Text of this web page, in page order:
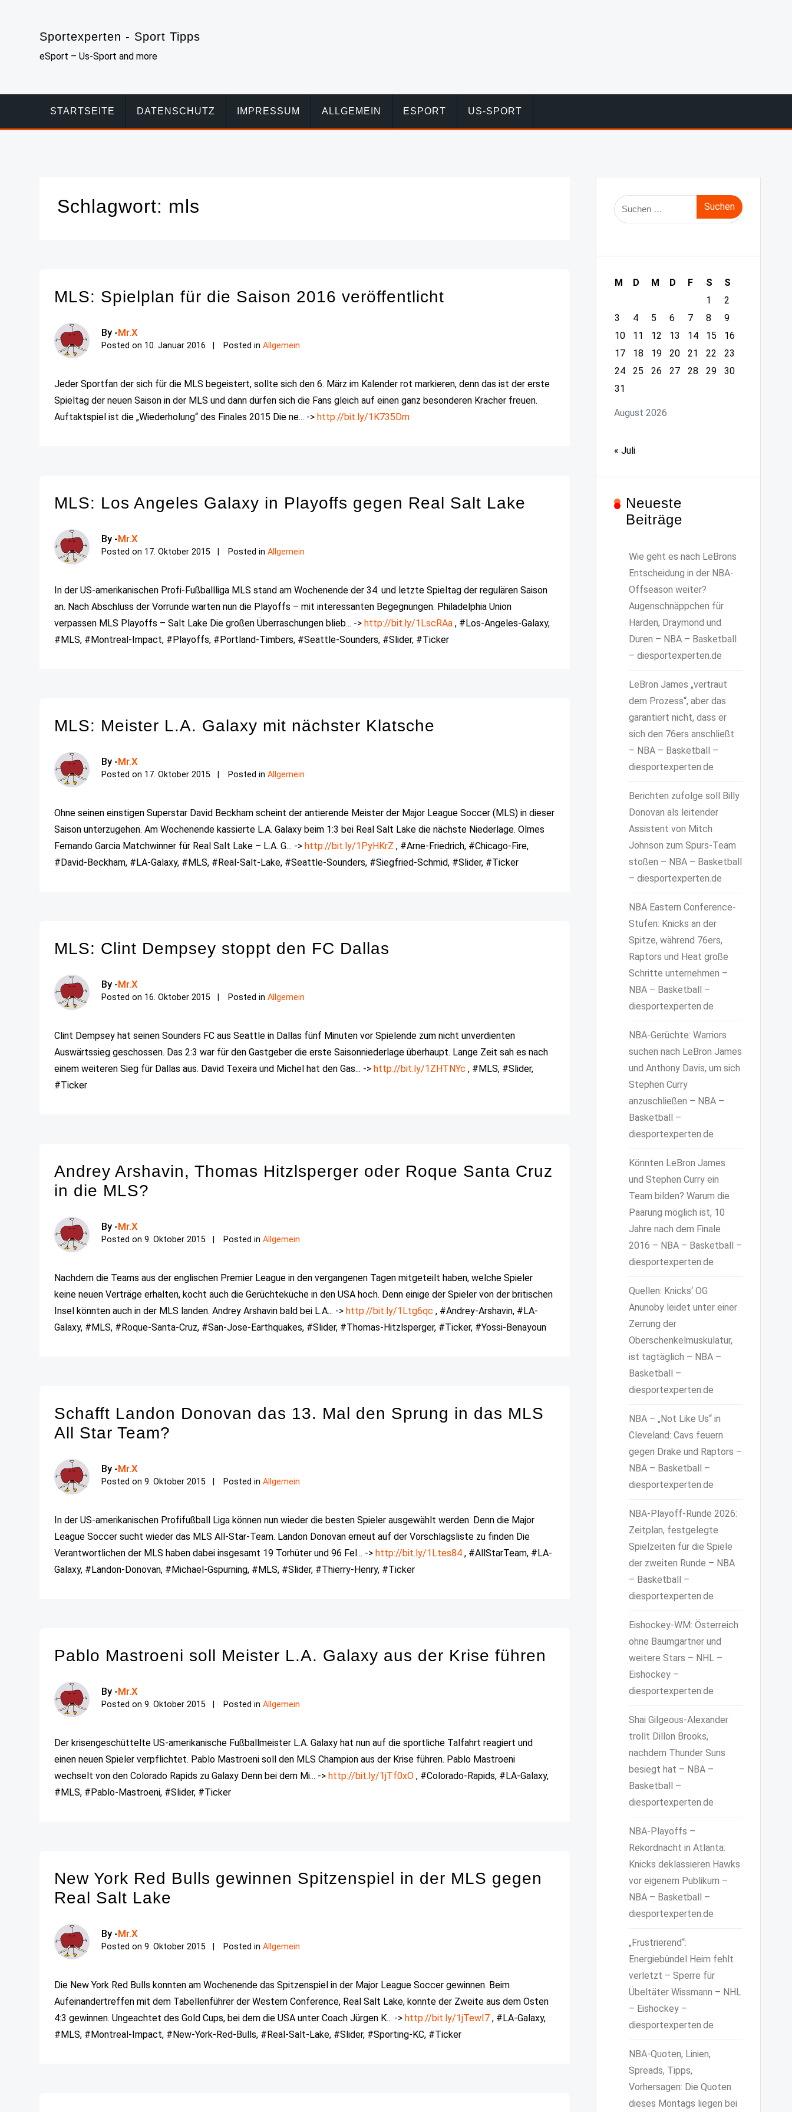
Sportexperten - Sport Tipps
eSport – Us-Sport and more
STARTSEITE DATENSCHUTZ IMPRESSUM ALLGEMEIN ESPORT US-SPORT
Schlagwort: mls
MLS: Spielplan für die Saison 2016 veröffentlicht
By -Mr.X
Posted on 10. Januar 2016 Posted inAllgemein
Jeder Sportfan der sich für die MLS begeistert, sollte sich den 6. März im Kalender rot markieren, denn das ist der erste
Spieltag der neuen Saison in der MLS und dann dürfen sich die Fans gleich auf einen ganz besonderen Kracher freuen.
Auftaktspiel ist die „Wiederholung“ des Finales 2015 Die ne... ->http://bit.ly/1K735Dm
MLS: Los Angeles Galaxy in Playoffs gegen Real Salt Lake
By -Mr.X
Posted on 17. Oktober 2015 Posted inAllgemein
In der US-amerikanischen Profi-Fußballliga MLS stand am Wochenende der 34. und letzte Spieltag der regulären Saison
an. Nach Abschluss der Vorrunde warten nun die Playoffs – mit interessanten Begegnungen. Philadelphia Union
verpassen MLS Playoffs – Salt Lake Die großen Überraschungen blieb... ->http://bit.ly/1LscRAa , #Los-Angeles-Galaxy,
#MLS, #Montreal-Impact, #Playoffs, #Portland-Timbers, #Seattle-Sounders, #Slider, #Ticker
MLS: Meister L.A. Galaxy mit nächster Klatsche
By -Mr.X
Posted on 17. Oktober 2015 Posted inAllgemein
Ohne seinen einstigen Superstar David Beckham scheint der antierende Meister der Major League Soccer (MLS) in dieser
Saison unterzugehen. Am Wochenende kassierte L.A. Galaxy beim 1:3 bei Real Salt Lake die nächste Niederlage. Olmes
Fernando Garcia Matchwinner für Real Salt Lake – L.A. G... ->http://bit.ly/1PyHKrZ , #Arne-Friedrich, #Chicago-Fire,
#David-Beckham, #LA-Galaxy, #MLS, #Real-Salt-Lake, #Seattle-Sounders, #Siegfried-Schmid, #Slider, #Ticker
MLS: Clint Dempsey stoppt den FC Dallas
By -Mr.X
Posted on 16. Oktober 2015 Posted inAllgemein
Clint Dempsey hat seinen Sounders FC aus Seattle in Dallas fünf Minuten vor Spielende zum nicht unverdienten
Auswärtssieg geschossen. Das 2:3 war für den Gastgeber die erste Saisonniederlage überhaupt. Lange Zeit sah es nach
einem weiteren Sieg für Dallas aus. David Texeira und Michel hat den Gas... ->http://bit.ly/1ZHTNYc , #MLS, #Slider,
#Ticker
Andrey Arshavin, Thomas Hitzlsperger oder Roque Santa Cruz
in die MLS?
By -Mr.X
Posted on9. Oktober 2015 Posted inAllgemein
Nachdem die Teams aus der englischen Premier League in den vergangenen Tagen mitgeteilt haben, welche Spieler
keine neuen Verträge erhalten, kocht auch die Gerüchteküche in den USA hoch. Denn einige der Spieler von der britischen
Insel könnten auch in der MLS landen. Andrey Arshavin bald bei L.A... ->http://bit.ly/1Ltg6qc , #Andrey-Arshavin, #LA-
Galaxy, #MLS, #Roque-Santa-Cruz, #San-Jose-Earthquakes, #Slider, #Thomas-Hitzlsperger, #Ticker, #Yossi-Benayoun
Schafft Landon Donovan das 13. Mal den Sprung in das MLS
All Star Team?
By -Mr.X
Posted on9. Oktober 2015 Posted inAllgemein
In der US-amerikanischen Profifußball Liga können nun wieder die besten Spieler ausgewählt werden. Denn die Major
League Soccer sucht wieder das MLS All-Star-Team. Landon Donovan erneut auf der Vorschlagsliste zu finden Die
Verantwortlichen der MLS haben dabei insgesamt 19 Torhüter und 96 Fel... ->http://bit.ly/1Ltes84 , #AllStarTeam, #LA-
Galaxy, #Landon-Donovan, #Michael-Gspurning, #MLS, #Slider, #Thierry-Henry, #Ticker
Pablo Mastroeni soll Meister L.A. Galaxy aus der Krise führen
By -Mr.X
Posted on9. Oktober 2015 Posted inAllgemein
Der krisengeschüttelte US-amerikanische Fußballmeister L.A. Galaxy hat nun auf die sportliche Talfahrt reagiert und
einen neuen Spieler verpflichtet. Pablo Mastroeni soll den MLS Champion aus der Krise führen. Pablo Mastroeni
wechselt von den Colorado Rapids zu Galaxy Denn bei dem Mi... ->http://bit.ly/1jTf0xO , #Colorado-Rapids, #LA-Galaxy,
#MLS, #Pablo-Mastroeni, #Slider, #Ticker
New York Red Bulls gewinnen Spitzenspiel in der MLS gegen
Real Salt Lake
By -Mr.X
Posted on9. Oktober 2015 Posted inAllgemein
Die New York Red Bulls konnten am Wochenende das Spitzenspiel in der Major League Soccer gewinnen. Beim
Aufeinandertreffen mit dem Tabellenführer der Western Conference, Real Salt Lake, konnte der Zweite aus dem Osten
4:3 gewinnen. Ungeachtet des Gold Cups, bei dem die USA unter Coach Jürgen K... ->http://bit.ly/1jTewI7 , #LA-Galaxy,
#MLS, #Montreal-Impact, #New-York-Red-Bulls, #Real-Salt-Lake, #Slider, #Sporting-KC, #Ticker
Suche
nach:
August 2026
M D M D F S
S
1
2
3
4 5 6 7 8
9
10
11 12 13 14 15
16
17
18 19 20 21 22
23
24
25 26 27 28 29
30
31
« Juli
Neueste
Beiträge
Wie geht es nach LeBrons
Entscheidung in der NBA-
Offseason weiter?
Augenschnäppchen für
Harden, Draymond und
Duren – NBA – Basketball
– diesportexperten.de
LeBron James „vertraut
dem Prozess“, aber das
garantiert nicht, dass er
sich den 76ers anschließt
– NBA – Basketball –
diesportexperten.de
Berichten zufolge soll Billy
Donovan als leitender
Assistent von Mitch
Johnson zum Spurs-Team
stoßen – NBA – Basketball
– diesportexperten.de
NBA Eastern Conference-
Stufen: Knicks an der
Spitze, während 76ers,
Raptors und Heat große
Schritte unternehmen –
NBA – Basketball –
diesportexperten.de
NBA-Gerüchte: Warriors
suchen nach LeBron James
und Anthony Davis, um sich
Stephen Curry
anzuschließen – NBA –
Basketball –
diesportexperten.de
Könnten LeBron James
und Stephen Curry ein
Team bilden? Warum die
Paarung möglich ist, 10
Jahre nach dem Finale
2016 – NBA – Basketball –
diesportexperten.de
Quellen: Knicks‘ OG
Anunoby leidet unter einer
Zerrung der
Oberschenkelmuskulatur,
ist tagtäglich – NBA –
Basketball –
diesportexperten.de
NBA – „Not Like Us“ in
Cleveland: Cavs feuern
gegen Drake und Raptors –
NBA – Basketball –
diesportexperten.de
NBA-Playoff-Runde 2026:
Zeitplan, festgelegte
Spielzeiten für die Spiele
der zweiten Runde – NBA
– Basketball –
diesportexperten.de
Eishockey-WM: Österreich
ohne Baumgartner und
weitere Stars – NHL –
Eishockey –
diesportexperten.de
Shai Gilgeous-Alexander
trollt Dillon Brooks,
nachdem Thunder Suns
besiegt hat – NBA –
Basketball –
diesportexperten.de
NBA-Playoffs –
Rekordnacht in Atlanta:
Knicks deklassieren Hawks
vor eigenem Publikum –
NBA – Basketball –
diesportexperten.de
„Frustrierend“:
Energiebündel Heim fehlt
verletzt – Sperre für
Übeltäter Wissmann – NHL
– Eishockey –
diesportexperten.de
NBA-Quoten, Linien,
Spreads, Tipps,
Vorhersagen: Die Quoten
dieses Montags liegen bei